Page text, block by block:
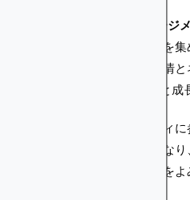
1。コミュニティ・エンゲージ
は、共通の関心を持つ個人を
を育みます。この環境は友情
Web3スペース内での学習と成
仲間と楽しいアクティビティ
セスがより楽しく効果的にな
険に変わります。子供時代を